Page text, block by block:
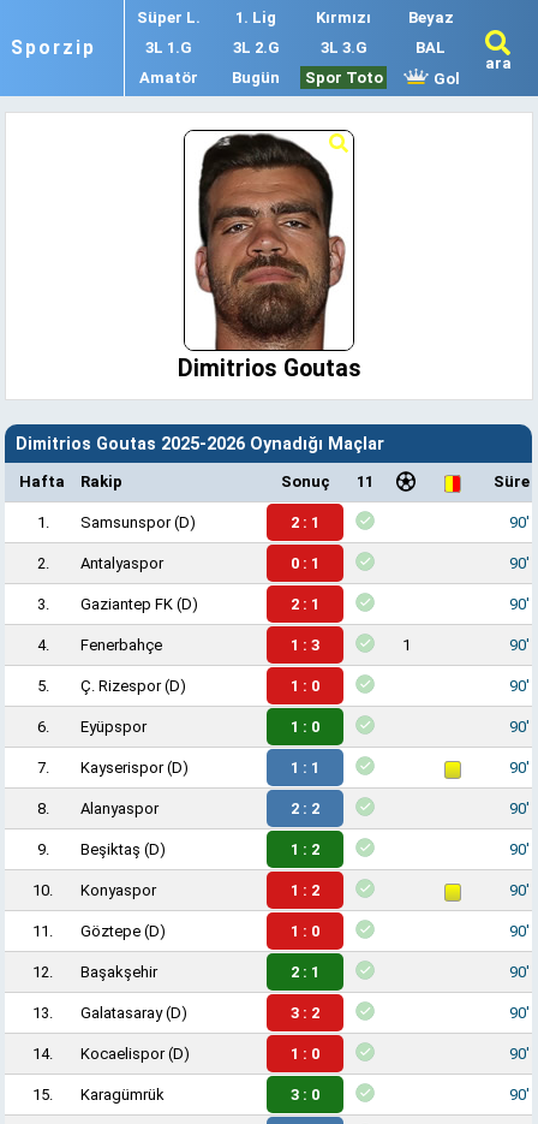
Sporzip
Süper L. 1. Lig Kırmızı
Beyaz
3L 1.G
3L 2.G 3L 3.G
BAL
Amatör
Bugün Spor Toto Gol
ara
Dimitrios Goutas
Dimitrios Goutas 2025-2026 Oynadığı Maçlar
Hafta Rakip Sonuç 11 Süre
1. Samsunspor(D) 2 : 1 90'
2. Antalyaspor 0 : 1 90'
3. Gaziantep FK (D) 2 : 1 90'
4. Fenerbahçe 1 : 3 1 90'
5. Ç. Rizespor(D) 1 : 0 90'
6. Eyüpspor 1 : 0 90'
7. Kayserispor(D) 1 : 1 90'
8. Alanyaspor 2 : 2 90'
9. Beşiktaş (D) 1 : 2 90'
10. Konyaspor 1 : 2 90'
11. Göztepe (D) 1 : 0 90'
12. Başakşehir 2 : 1 90'
13. Galatasaray(D) 3 : 2 90'
14. Kocaelispor(D) 1 : 0 90'
15. Karagümrük 3 : 0 90'